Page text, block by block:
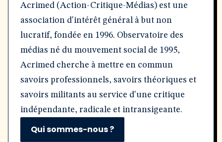
Acrimed (Action-Critique-Médias) est une
association d'intérêt général à but non
lucratif, fondée en 1996. Observatoire des
médias né du mouvement social de 1995,
Acrimed cherche à mettre en commun
savoirs professionnels, savoirs théoriques et
savoirs militants au service d'une critique
indépendante, radicale et intransigeante.
Qui sommes-nous ?